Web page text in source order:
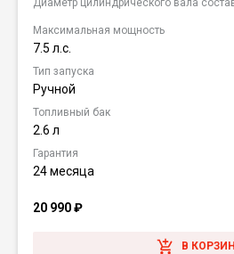
Максимальная мощность
7.5 л.с.
Тип запуска
Ручной
Топливный бак
2.6 л
Гарантия
24 месяца
20 990₽
В